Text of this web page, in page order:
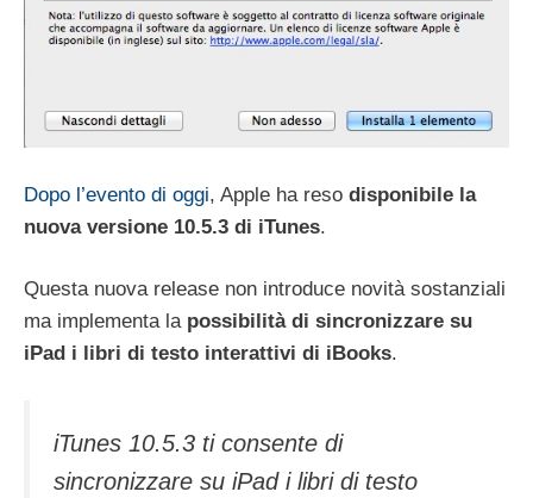
Dopo l’evento di oggi, Apple ha reso disponibile la
nuova versione 10.5.3 di iTunes.
Questa nuova release non introduce novità sostanziali
ma implementa la possibilità di sincronizzare su
iPad i libri di testo interattivi di iBooks.
iTunes 10.5.3 ti consente di
sincronizzare su iPad i libri di testo